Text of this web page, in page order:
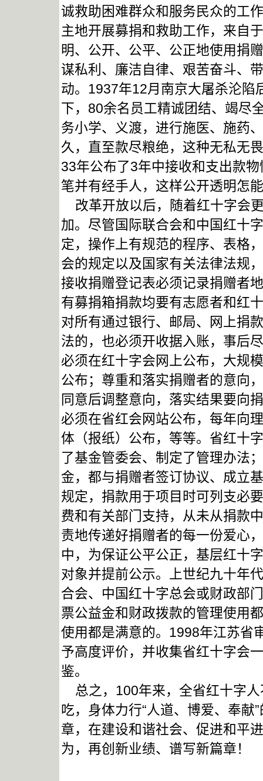
诚救助困难群众和服务民众的工
主地开展募捐和救助工作，来自
明、公开、公平、公正地使用捐
谋私利、廉洁自律、艰苦奋斗、
动。1937年12月南京大屠杀沦陷
下，80余名员工精诚团结、竭尽
务小学、义渡，进行施医、施药
久，直至款尽粮绝，这种无私无
33年公布了3年中接收和支出款
笔并有经手人，这样公开透明怎
改革开放以后，随着红十字会
加。尽管国际联合会和中国红十
定，操作上有规范的程序、表格
会的规定以及国家有关法律法规
接收捐赠登记表必须记录捐赠者
有募捐箱捐款均要有志愿者和红
对所有通过银行、邮局、网上捐
法的，也必须开收据入账，事后
必须在红十字会网上公布，大规
公布；尊重和落实捐赠者的意向
同意后调整意向，落实结果要向
必须在省红会网站公布，每年向
体（报纸）公布，等等。省红十
了基金管委会、制定了管理办法
金，都与捐赠者签订协议、成立
规定，捐款用于项目时可列支必
费和有关部门支持，从未从捐款
责地传递好捐赠者的每一份爱心
中，为保证公平公正，基层红十
对象并提前公示。上世纪九十年
合会、中国红十字总会或财政部
票公益金和财政拨款的管理使用
使用都是满意的。1998年江苏省
予高度评价，并收集省红十字会
鉴。
总之，100年来，全省红十字
吃，身体力行“人道、博爱、奉献
章，在建设和谐社会、促进和平
为，再创新业绩、谱写新篇章！